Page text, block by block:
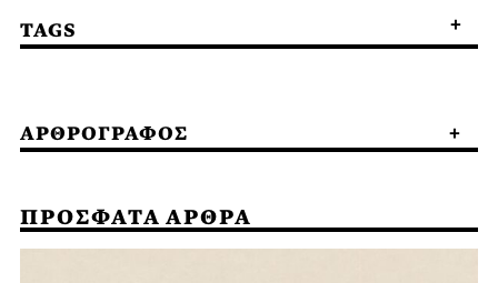
TAGS
ΑΡΘΡΟΓΡΑΦΟΣ
ΠΡΟΣΦΑΤΑ ΑΡΘΡΑ